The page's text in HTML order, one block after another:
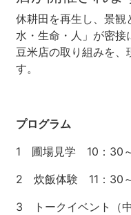
休耕田を再生し、景観
水・生命・人」が密
豆米店の取り組みを
す。
プログラム
1 圃場見学 10：30
2 炊飯体験 11：30
3 トークイベント（